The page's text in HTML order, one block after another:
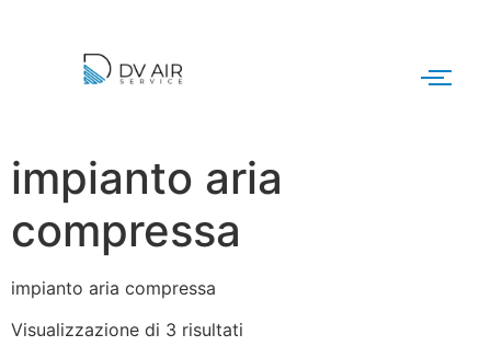
impianto aria
compressa
impianto aria compressa
Visualizzazione di 3 risultati